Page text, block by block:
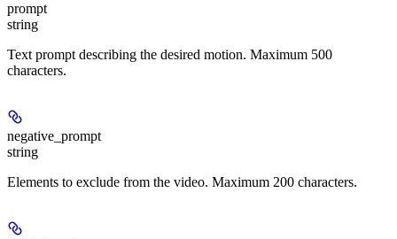
prompt
string
Text prompt describing the desired motion. Maximum 500
characters.
negative_prompt
string
Elements to exclude from the video. Maximum 200 characters.